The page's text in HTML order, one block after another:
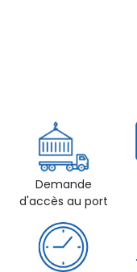
Demande
d'accès au port